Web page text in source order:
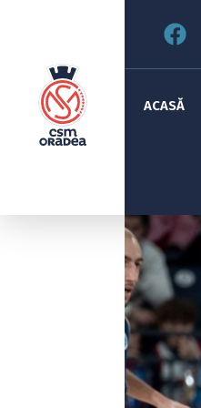
ACASĂ